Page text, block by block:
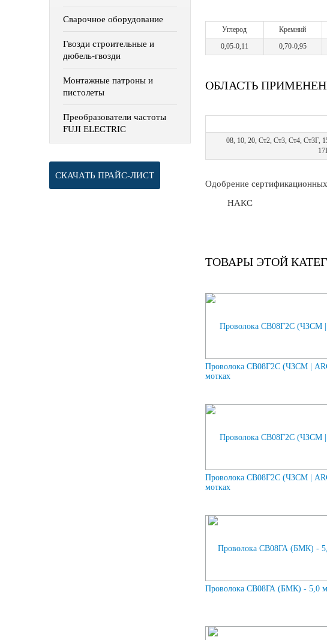
Сварочное оборудование
Гвозди строительные и
дюбель-гвозди
Монтажные патроны и
пистолеты
Преобразователи частоты
FUJI ELECTRIC
СКАЧАТЬ ПРАЙС-ЛИСТ
Углерод Кремний
0,05-0,11
0,70-0,95
ОБЛАСТЬ
08, 10, 20, Ст2, Ст3, Ст4,
Одобрение
НАКС
ТОВАРЫ ЭТОЙ
Проволока СВ08Г2С (ЧЗСМ |
мотках
Проволока СВ08Г2С (ЧЗСМ |
мотках
Проволока СВ08ГА (БМК) - 5,0